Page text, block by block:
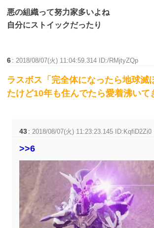
悪の組織って努力家多いよね
自分にストイックだったり
6 : 2018/08/07(火) 11:04:59.314 ID:/RMjtyZQp
ラスボス「完全体になったら地球滅
たけど10年も住んでたら愛着沸いて
43 : 2018/08/07(火) 11:23:23.145 ID:KqfiD2Zi0
>>6